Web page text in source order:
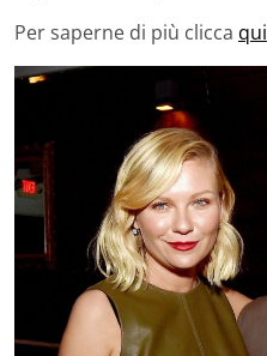
Per saperne di più clicca qui